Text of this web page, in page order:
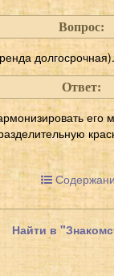
Вопрос:
Ответ:
Найти в